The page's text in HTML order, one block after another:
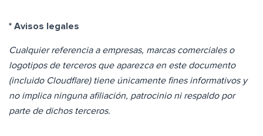
* Avisos legales
Cualquier referencia a empresas, marcas comerciales o
logotipos de terceros que aparezca en este documento
(incluido Cloudflare) tiene únicamente fines informativos y
no implica ninguna afiliación, patrocinio ni respaldo por
parte de dichos terceros.